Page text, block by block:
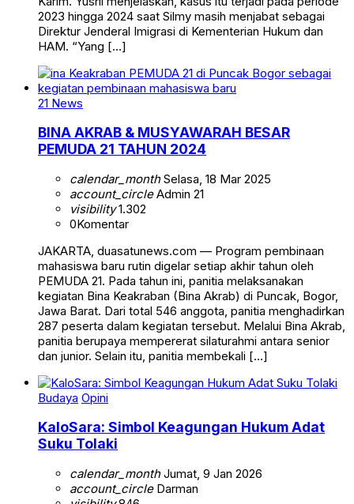
2023 hingga 2024 saat Silmy masih menjabat sebagai
Direktur Jenderal Imigrasi di Kementerian Hukum dan
HAM. “Yang […]
21 News
BINA AKRAB & MUSYAWARAH BESAR
PEMUDA 21 TAHUN 2024
calendar_monthSelasa, 18 Mar 2025
account_circleAdmin 21
visibility1.302
0Komentar
JAKARTA, duasatunews.com — Program pembinaan
mahasiswa baru rutin digelar setiap akhir tahun oleh
PEMUDA 21. Pada tahun ini, panitia melaksanakan
kegiatan Bina Keakraban (Bina Akrab) di Puncak, Bogor,
Jawa Barat. Dari total 546 anggota, panitia menghadirkan
287 peserta dalam kegiatan tersebut. Melalui Bina Akrab,
panitia berupaya mempererat silaturahmi antara senior
dan junior. Selain itu, panitia membekali […]
Budaya Opini
KaloSara: Simbol Keagungan Hukum Adat
Suku Tolaki
calendar_monthJumat, 9 Jan 2026
account_circleDarman